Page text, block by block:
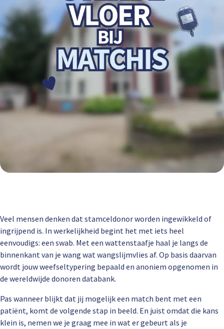
Veel mensen denken dat stamceldonor worden ingewikkeld of
ingrijpend is. In werkelijkheid begint het met iets heel
eenvoudigs: een swab. Met een wattenstaafje haal je langs de
binnenkant van je wang wat wangslijmvlies af. Op basis daarvan
wordt jouw weefseltypering bepaald en anoniem opgenomen in
de wereldwijde donoren databank.
Pas wanneer blijkt dat jij mogelijk een match bent met een
patiënt, komt de volgende stap in beeld. En juist omdat die kans
klein is, nemen we je graag mee in wat er gebeurt als je